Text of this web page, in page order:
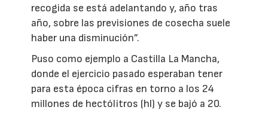
recogida se está adelantando y, año tras
año, sobre las previsiones de cosecha suele
haber una disminución”.
Puso como ejemplo a Castilla La Mancha,
donde el ejercicio pasado esperaban tener
para esta época cifras en torno a los 24
millones de hectólitros (hl) y se bajó a 20.